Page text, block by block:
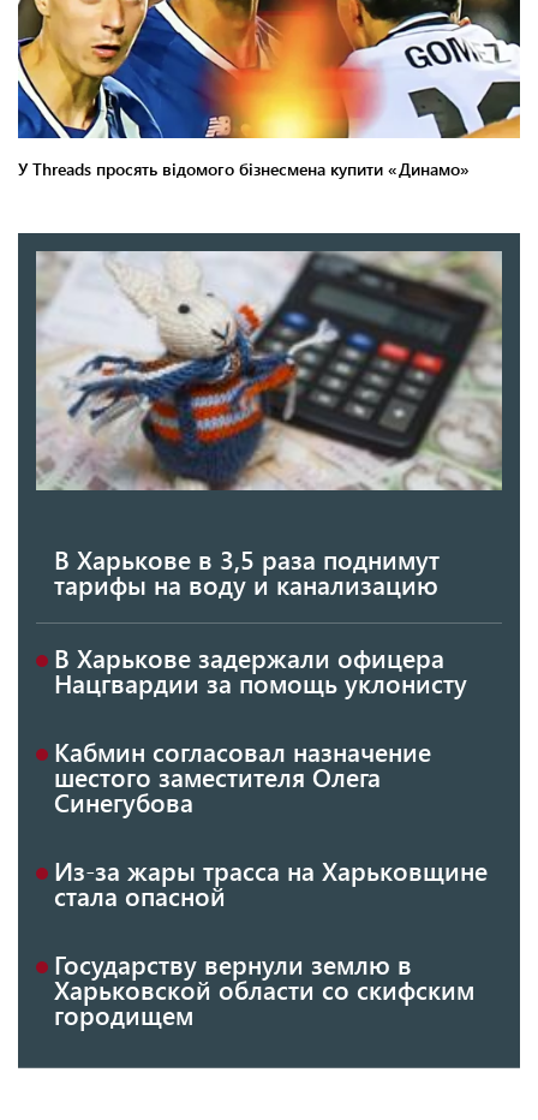
В Харькове в 3,5 раза поднимут
тарифы на воду и канализацию
В Харькове задержали офицера
Нацгвардии за помощь уклонисту
Кабмин согласовал назначение
шестого заместителя Олега
Синегубова
Из-за жары трасса на Харьковщине
стала опасной
Государству вернули землю в
Харьковской области со скифским
городищем